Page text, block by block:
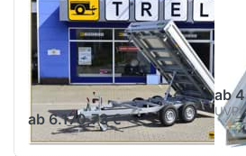
UNSINN
WEB DK 3017-
26-13
Dreiseitenkipper in
bewährter Unsinn-Qualität
ab 6.170,73 € *
3m
ab
UVP: